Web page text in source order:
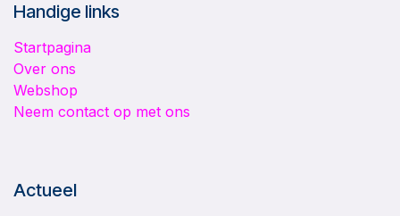
Handige links
Startpagina
Over ons
Webshop
Neem contact op met ons
Actueel